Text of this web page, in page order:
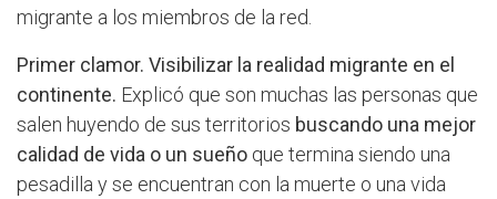
migrante a los miembros de la red.
Primer clamor. Visibilizar la realidad migrante en el
continente. Explicó que son muchas las personas que
salen huyendo de sus territorios buscando una mejor
calidad de vida o un sueño que termina siendo una
pesadilla y se encuentran con la muerte o una vida